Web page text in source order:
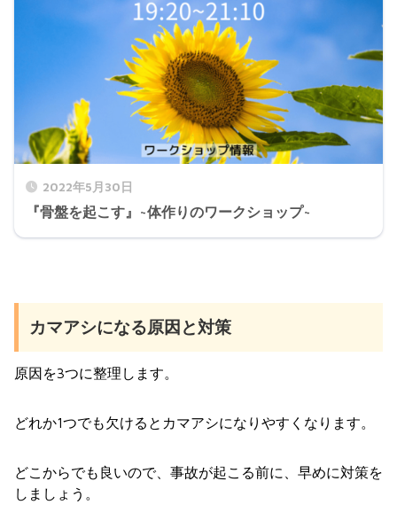
2022年5月30日
『骨盤を起こす』~体作りのワークショップ~
カマアシになる原因と対策
原因を3つに整理します。
どれか1つでも欠けるとカマアシになりやすくなります。
どこからでも良いので、事故が起こる前に、早めに対策を
しましょう。